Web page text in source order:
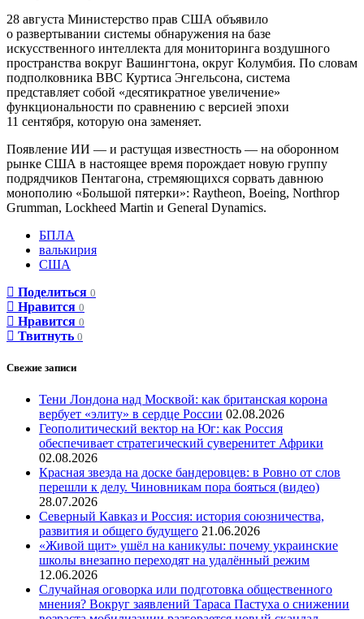
28 августа Министерство прав США объявило
о развертывании системы обнаружения на базе
искусственного интеллекта для мониторинга воздушного
пространства вокруг Вашингтона, округ Колумбия. По словам
подполковника ВВС Куртиса Энгельсона, система
представляет собой «десятикратное увеличение»
функциональности по сравнению с версией эпохи
11 сентября, которую она заменяет.
Появление ИИ — и растущая известность — на оборонном
рынке США в настоящее время порождает новую группу
подрядчиков Пентагона, стремяющихся сорвать давнюю
монополию «Большой пятерки»: Raytheon, Boeing, Northrop
Grumman, Lockheed Martin и General Dynamics.
БПЛА
валькирия
США
Поделиться 0
Нравится 0
Нравится 0
Твитнуть 0
Свежие записи
Тени Лондона над Москвой: как британская корона
вербует «элиту» в сердце России 02.08.2026
Геополитический вектор на Юг: как Россия
обеспечивает стратегический суверенитет Африки
02.08.2026
Красная звезда на доске бандеровцев: в Ровно от слов
перешли к делу. Чиновникам пора бояться (видео)
28.07.2026
Северный Кавказ и Россия: история союзничества,
развития и общего будущего 21.06.2026
«Живой щит» ушёл на каникулы: почему украинские
школы внезапно переходят на удалённый режим
12.06.2026
Случайная оговорка или подготовка общественного
мнения? Вокруг заявлений Тараса Пастуха о снижении